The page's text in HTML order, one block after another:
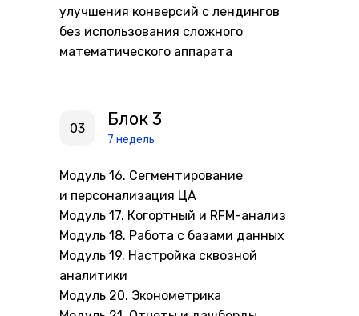
улучшения конверсий с лендингов
без использования сложного
математического аппарата
03 Блок 3
7 недель
Модуль 16. Сегментирование
и персонализация ЦА
Модуль 17. Когортный и RFM-анализ
Модуль 18. Работа с базами данных
Модуль 19. Настройка сквозной
аналитики
Модуль 20. Эконометрика